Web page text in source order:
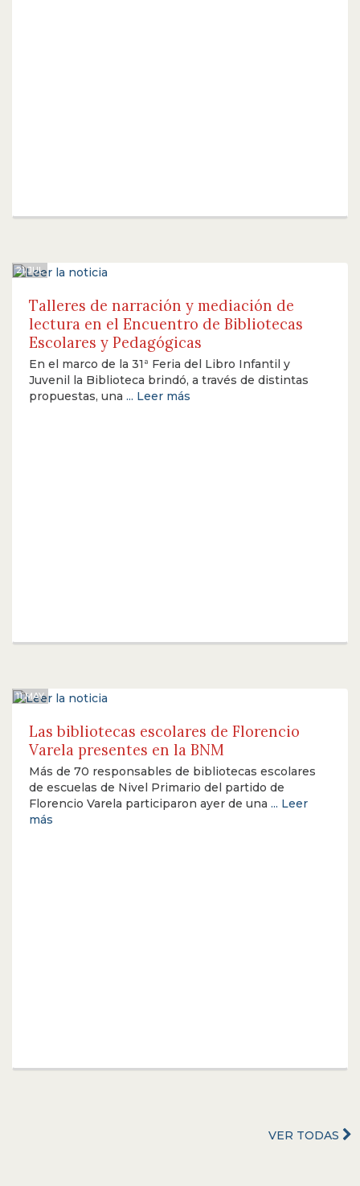
21 JUL
Talleres de narración y mediación de
lectura en el Encuentro de Bibliotecas
Escolares y Pedagógicas
En el marco de la 31ª Feria del Libro Infantil y
Juvenil la Biblioteca brindó, a través de distintas
propuestas, una ... Leer más
11 MAY
Las bibliotecas escolares de Florencio
Varela presentes en la BNM
Más de 70 responsables de bibliotecas escolares
de escuelas de Nivel Primario del partido de
Florencio Varela participaron ayer de una ... Leer
más
VER TODAS